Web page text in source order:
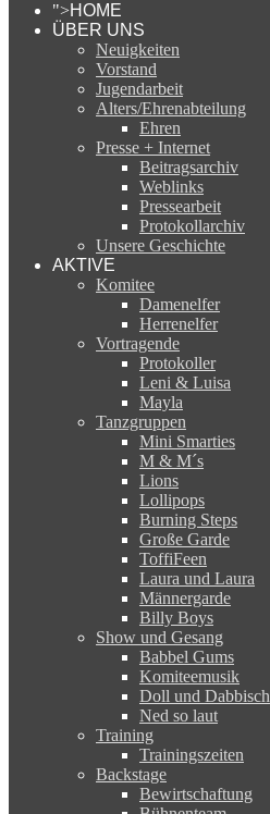
">HOME
ÜBER UNS
Neuigkeiten
Vorstand
Jugendarbeit
Alters/Ehrenabteilung
Ehren
Presse + Internet
Beitragsarchiv
Weblinks
Pressearbeit
Protokollarchiv
Unsere Geschichte
AKTIVE
Komitee
Damenelfer
Herrenelfer
Vortragende
Protokoller
Leni & Luisa
Mayla
Tanzgruppen
Mini Smarties
M & M´s
Lions
Lollipops
Burning Steps
Große Garde
ToffiFeen
Laura und Laura
Männergarde
Billy Boys
Show und Gesang
Babbel Gums
Komiteemusik
Doll und Dabbisch
Ned so laut
Training
Trainingszeiten
Backstage
Bewirtschaftung